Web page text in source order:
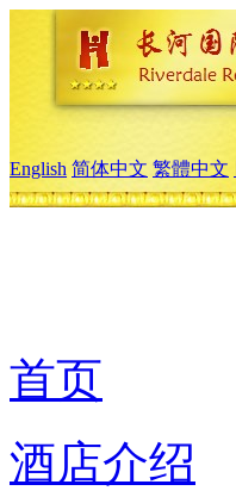
English 简体中文 繁體中文
首页
酒店介绍